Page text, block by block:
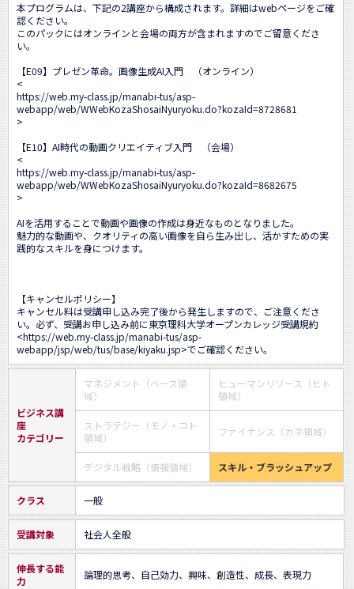
本プログラムは、下記の2講座から構成されます。詳細はwebページをご確
認ください。
このパックにはオンラインと会場の両方が含まれますのでご留意くださ
い。
【E09】プレゼン革命。画像生成AI入門　（オンライン）
<
https://web.my-class.jp/manabi-tus/asp-
webapp/web/WWebKozaShosaiNyuryoku.do?kozaId=8728681
>
【E10】AI時代の動画クリエイティブ入門　（会場）
<
https://web.my-class.jp/manabi-tus/asp-
webapp/web/WWebKozaShosaiNyuryoku.do?kozaId=8682675
>
AIを活用することで動画や画像の作成は身近なものとなりました。
魅力的な動画や、クオリティの高い画像を自ら生み出し、活かすための実
践的なスキルを身につけます。
【キャンセルポリシー】
キャンセル料は受講申し込み完了後から発生しますので、ご注意くださ
い。必ず、受講お申し込み前に東京理科大学オープンカレッジ受講規約
<https://web.my-class.jp/manabi-tus/asp-
webapp/jsp/web/tus/base/kiyaku.jsp>でご確認ください。
ビジネス講
座
カテゴリー
マネジメント（ベース領
域）
ヒューマンリソース（ヒト
領域）
ストラテジー（モノ・コト
領域）
ファイナンス（カネ領域）
デジタル戦略（情報領域） スキル・ブラッシュアップ
クラス 一般
受講対象 社会人全般
伸長する能
力
論理的思考、自己効力、興味、創造性、成長、表現力